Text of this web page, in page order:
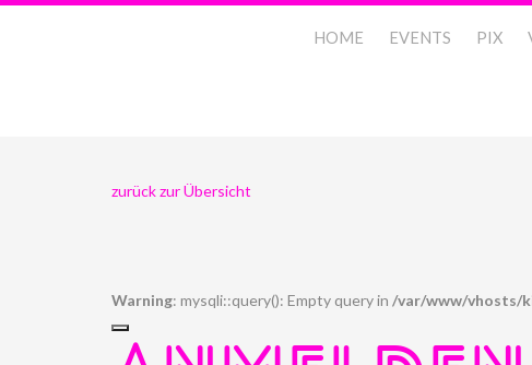
HOME EVENTS PIX
zurück zur Übersicht
Warning: mysqli::query(): Empty query in /var/www/vhosts/